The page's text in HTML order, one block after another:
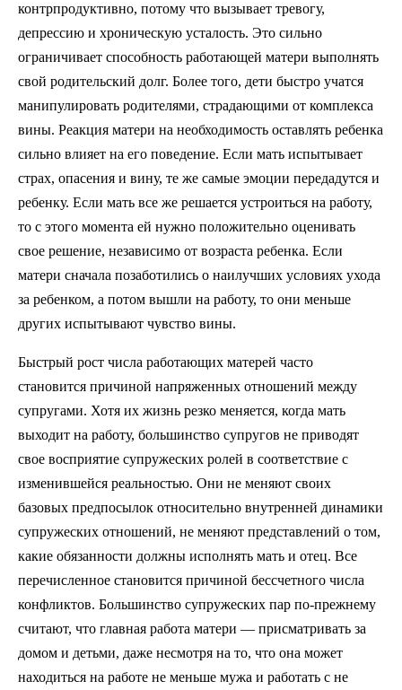
контрпродуктивно, потому что вызывает тревогу,
депрессию и хроническую усталость. Это сильно
ограничивает способность работающей матери выполнять
свой родительский долг. Более того, дети быстро учатся
манипулировать родителями, страдающими от комплекса
вины. Реакция матери на необходимость оставлять ребенка
сильно влияет на его поведение. Если мать испытывает
страх, опасения и вину, те же самые эмоции передадутся и
ребенку. Если мать все же решается устроиться на работу,
то с этого момента ей нужно положительно оценивать
свое решение, независимо от возраста ребенка. Если
матери сначала позаботились о наилучших условиях ухода
за ребенком, а потом вышли на работу, то они меньше
других испытывают чувство вины.
Быстрый рост числа работающих матерей часто
становится причиной напряженных отношений между
супругами. Хотя их жизнь резко меняется, когда мать
выходит на работу, большинство супругов не приводят
свое восприятие супружеских ролей в соответствие с
изменившейся реальностью. Они не меняют своих
базовых предпосылок относительно внутренней динамики
супружеских отношений, не меняют представлений о том,
какие обязанности должны исполнять мать и отец. Все
перечисленное становится причиной бессчетного числа
конфликтов. Большинство супружеских пар по-прежнему
считают, что главная работа матери — присматривать за
домом и детьми, даже несмотря на то, что она может
находиться на работе не меньше мужа и работать с не